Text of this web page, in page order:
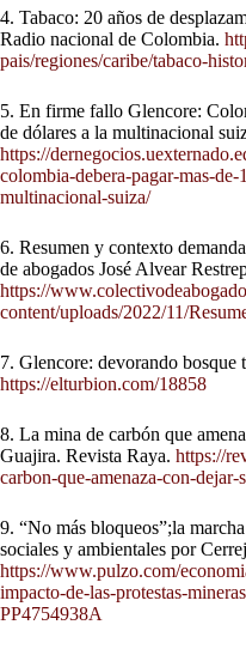
4. Tabaco: 20 años de
Radio nacional de Colombia.
pais/regiones/caribe/tabaco-
5. En firme fallo Glencore:
de dólares a la multinacional
https://
colombia-debera-pagar-mas-
multinacional-suiza/
6. Resumen y contexto
de abogados José Alvear
https://
content/uploads/2022/11/
7. Glencore: devorando
https://elturbion.com/18858
8. La mina de carbón que
Guajira. Revista Raya. https://
carbon-que-amenaza-con-
9. “No más bloqueos”;la
sociales y ambientales por
https://www.pulzo.com/
impacto-de-las-protestas-
PP4754938A